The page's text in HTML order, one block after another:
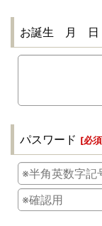
お誕生 月 日
パスワード [必須